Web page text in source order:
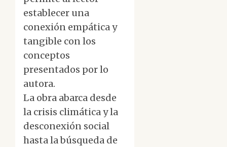
establecer una
conexión empática y
tangible con los
conceptos
presentados por lo
autora.
La obra abarca desde
la crisis climática y la
desconexión social
hasta la búsqueda de